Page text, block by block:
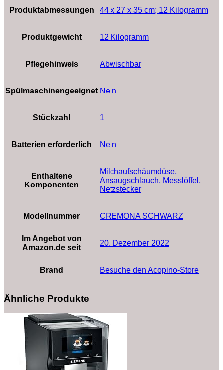
Produktabmessungen ‎44 x 27 x 35 cm; 12 Kilogramm
Produktgewicht ‎12 Kilogramm
Pflegehinweis ‎Abwischbar
Spülmaschinengeeignet ‎Nein
Stückzahl ‎1
Batterien erforderlich ‎Nein
Enthaltene
Komponenten
‎Milchaufschäumdüse,
Ansaugschlauch, Messlöffel,
Netzstecker
Modellnummer CREMONA SCHWARZ
Im Angebot von
Amazon.de seit
20. Dezember 2022
Brand Besuche den Acopino-Store
Ähnliche Produkte